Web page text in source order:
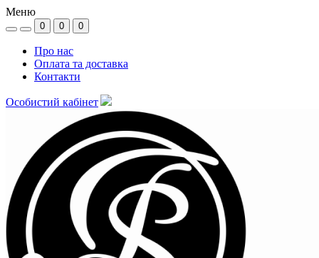
Меню
0 0 0
Про нас
Оплата та доставка
Контакти
Особистий кабінет